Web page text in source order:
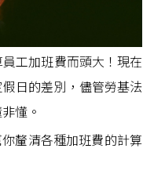
工加班費而頭大！現在
日的差別，儘管勞基法
懂。
釐清各種加班費的計算